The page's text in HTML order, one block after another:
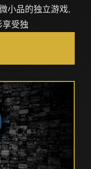
小品的独立游戏,
受独